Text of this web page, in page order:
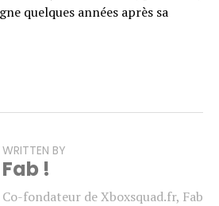
quelques années après sa
WRITTEN BY
Fab !
Co-fondateur de Xboxsquad.fr, Fab